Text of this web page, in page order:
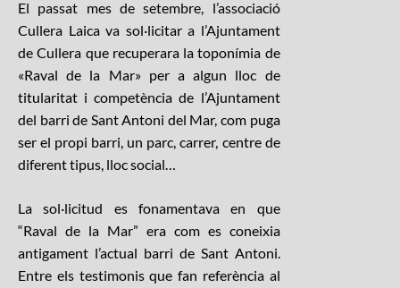
El passat mes de setembre, l’associació
Cullera Laica va sol·licitar a l’Ajuntament
de Cullera que recuperara la toponímia de
«Raval de la Mar» per a algun lloc de
titularitat i competència de l’Ajuntament
del barri de Sant Antoni del Mar, com puga
ser el propi barri, un parc, carrer, centre de
diferent tipus, lloc social…
La sol·licitud es fonamentava en que
“Raval de la Mar” era com es coneixia
antigament l’actual barri de Sant Antoni.
Entre els testimonis que fan referència al